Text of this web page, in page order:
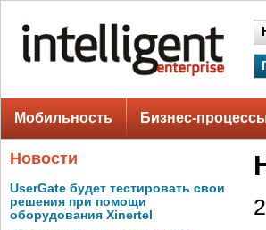
Мобильность Бизнес-
Новости
UserGate будет тестировать свои
решения при помощи
оборудования Xinertel